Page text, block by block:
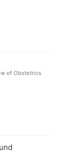
of Obstetrics